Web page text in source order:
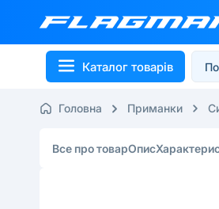
Каталог товарів
Головна Приманки
Все про товарОпис